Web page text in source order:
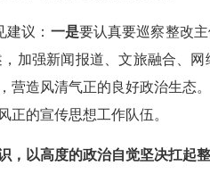
议： 一是要认真要巡察整改
加强新闻报道、文旅融合、
营造风清气正的良好政治生态。
正的宣传思想工作队伍。
，以高度的政治自觉坚决扛起整